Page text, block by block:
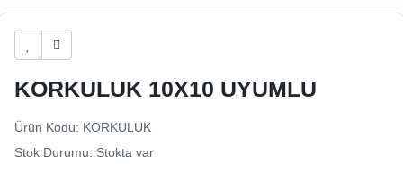
KORKULUK 10X10 UYUMLU
Ürün Kodu: KORKULUK
Stok Durumu: Stokta var